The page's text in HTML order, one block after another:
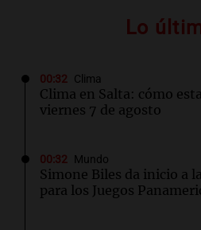
Lo
00:32 Clima
Clima en Salta: cómo
viernes 7 de agosto
00:32 Mundo
Simone Biles da inicio a
para los Juegos